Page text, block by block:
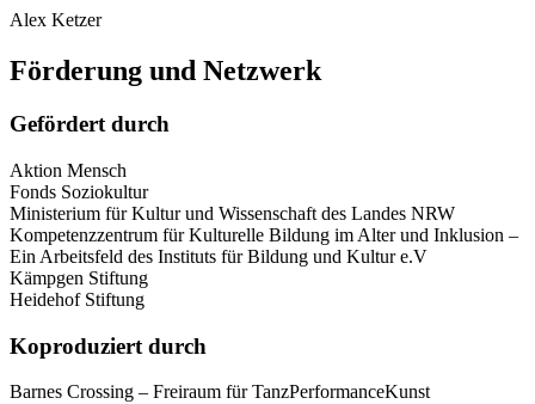
Alex Ketzer
Förderung und Netzwerk
Gefördert durch
Aktion Mensch
Fonds Soziokultur
Ministerium für Kultur und Wissenschaft des Landes NRW
Kompetenzzentrum für Kulturelle Bildung im Alter und Inklusion –
Ein Arbeitsfeld des Instituts für Bildung und Kultur e.V
Kämpgen Stiftung
Heidehof Stiftung
Koproduziert durch
Barnes Crossing – Freiraum für TanzPerformanceKunst